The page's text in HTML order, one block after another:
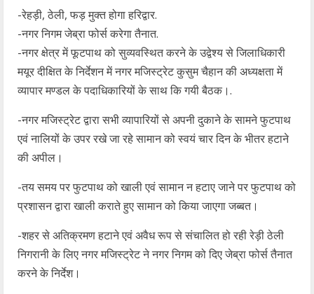
-रेहड़ी, ठेली, फड़ मुक्त होगा हरिद्वार.
-नगर निगम जेब्रा फोर्स करेगा तैनात.
-नगर क्षेत्र में फूटपाथ को सुव्यवस्थित करने के उद्वेश्य से जिलाधिकारी
मयूर दीक्षित के निर्देशन में नगर मजिस्ट्रेट कुसुम चैहान की अध्यक्षता में
व्यापार मण्डल के पदाधिकारियों के साथ कि गयी बैठक।.
-नगर मजिस्ट्रेट द्वारा सभी व्यापारियों से अपनी दुकाने के सामने फुटपाथ
एवं नालियों के उपर रखे जा रहे सामान को स्वयं चार दिन के भीतर हटाने
की अपील।
-तय समय पर फुटपाथ को खाली एवं सामान न हटाए जाने पर फुटपाथ को
प्रशासन द्वारा खाली कराते हुए सामान को किया जाएगा जब्बत।
-शहर से अतिक्रमण हटाने एवं अवैध रूप से संचालित हो रही रेड़ी ठेली
निगरानी के लिए नगर मजिस्ट्रेट ने नगर निगम को दिए जेब्रा फोर्स तैनात
करने के निर्देश।